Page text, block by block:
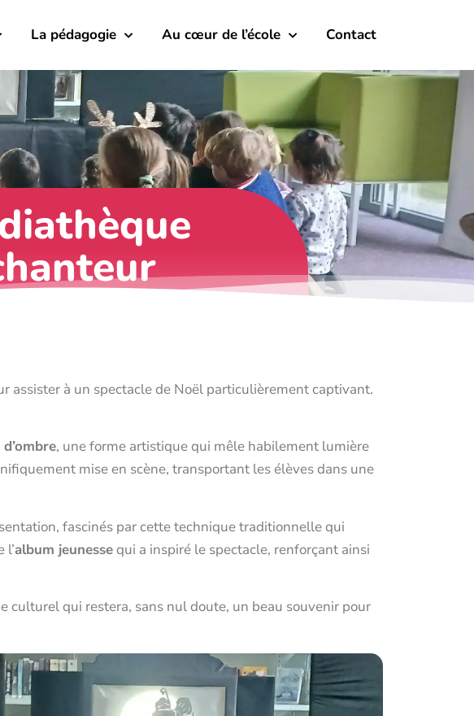
La pédagogie Au cœur de l’école Contact
assister à un spectacle de Noël particulièrement captivant.
, une forme artistique qui mêle habilement lumière
mise en scène, transportant les élèves dans une
fascinés par cette technique traditionnelle qui
l’album jeunessequi a inspiré le spectacle, renforçant ainsi
culturel qui restera, sans nul doute, un beau souvenir pour